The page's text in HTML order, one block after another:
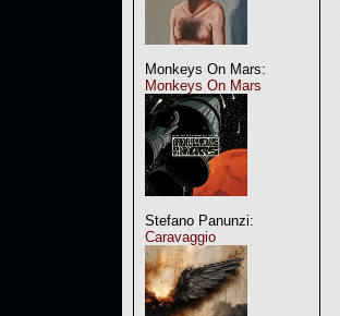
Monkeys On Mars:
Monkeys On Mars
Stefano Panunzi:
Caravaggio